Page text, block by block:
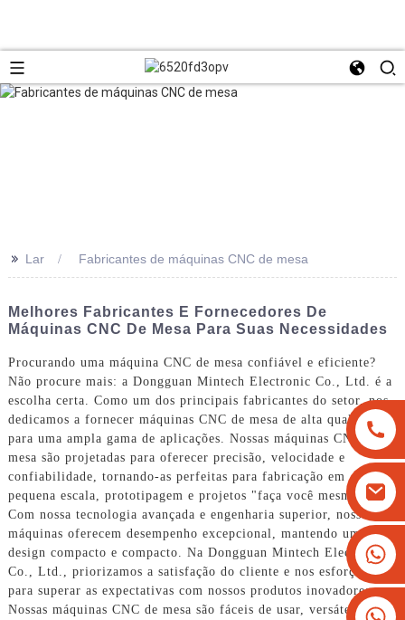
+8613825779334
+16266628193
>> Lar Fabricantes de máquinas CNC de mesa
Melhores Fabricantes E Fornecedores De
Máquinas CNC De Mesa Para Suas Necessidades
Procurando uma máquina CNC de mesa confiável e eficiente?
Não procure mais: a Dongguan Mintech Electronic Co., Ltd. é a
escolha certa. Como um dos principais fabricantes do setor, nos
dedicamos a fornecer máquinas CNC de mesa de alta qualidade
para uma ampla gama de aplicações. Nossas máquinas CNC de
mesa são projetadas para oferecer precisão, velocidade e
confiabilidade, tornando-as perfeitas para fabricação em
pequena escala, prototipagem e projetos "faça você mesmo".
Com nossa tecnologia avançada e engenharia superior, nossas
máquinas oferecem desempenho excepcional, mantendo um
design compacto e compacto. Na Dongguan Mintech Electronic
Co., Ltd., priorizamos a satisfação do cliente e nos esforçamos
para superar as expectativas com nossos produtos inovadores.
Nossas máquinas CNC de mesa são fáceis de usar, versáteis e